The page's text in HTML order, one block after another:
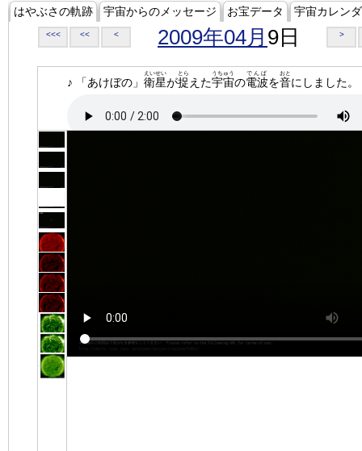
はやぶさの軌跡 宇宙からのメッセージ お宝データ 宇宙カレン
<<< << < 2009年04月 9日 >
♪ 「あけぼの」 衛星
えいせい
が捉
とら
えた宇宙
うちゅう
の電波
でんぱ
を音
おと
にしました。